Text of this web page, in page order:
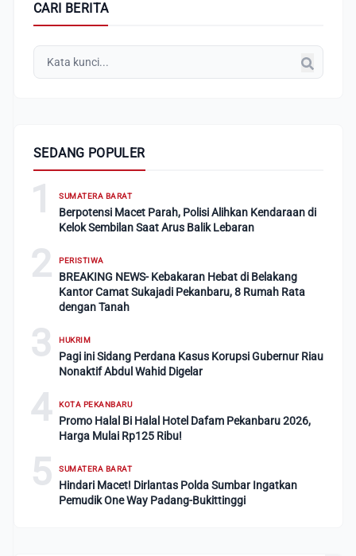
CARI BERITA
SEDANG POPULER
1 SUMATERA BARAT
Berpotensi Macet Parah, Polisi Alihkan Kendaraan di
Kelok Sembilan Saat Arus Balik Lebaran
2 PERISTIWA
BREAKING NEWS- Kebakaran Hebat di Belakang
Kantor Camat Sukajadi Pekanbaru, 8 Rumah Rata
dengan Tanah
3 HUKRIM
Pagi ini Sidang Perdana Kasus Korupsi Gubernur Riau
Nonaktif Abdul Wahid Digelar
4 KOTA PEKANBARU
Promo Halal Bi Halal Hotel Dafam Pekanbaru 2026,
Harga Mulai Rp125 Ribu!
5 SUMATERA BARAT
Hindari Macet! Dirlantas Polda Sumbar Ingatkan
Pemudik One Way Padang-Bukittinggi